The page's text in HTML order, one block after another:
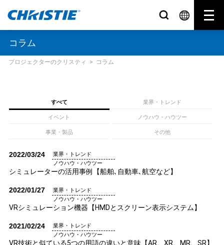
コラム
プロジェクターのクリスティ > コラム
表示するお知らせはありません。
すべて 業界・トレンド
イベント ノウハウ・ハウツー
事業・製品 その他
2022/03/24
業界・トレンド
ノウハウ・ハウツー
シミュレーターの活用事例【船舶､自動車､航空など】
2022/01/27
業界・トレンド
ノウハウ・ハウツー
VRシミュレーション機器【HMDとスクリーン表示システム】
2021/02/24
業界・トレンド
ノウハウ・ハウツー
VR技術と似ている5つの用語の違いと意味【AR、XR、MR、SR】